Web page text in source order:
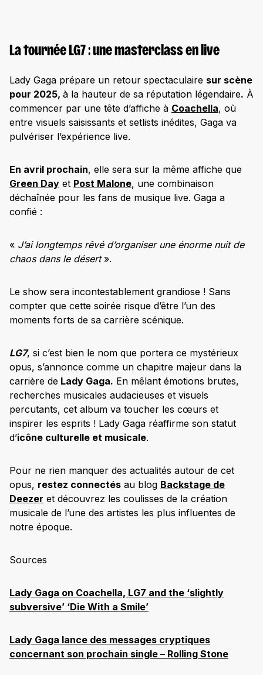
La tournée LG7 : une masterclass en live
Lady Gaga prépare un retour spectaculaire sur scène
pour 2025, à la hauteur de sa réputation légendaire. À
commencer par une tête d’affiche à Coachella, où
entre visuels saisissants et setlists inédites, Gaga va
pulvériser l’expérience live.
En avril prochain, elle sera sur la même affiche que
Green Day et Post Malone, une combinaison
déchaînée pour les fans de musique live. Gaga a
confié :
« J’ai longtemps rêvé d’organiser une énorme nuit de
chaos dans le désert ».
Le show sera incontestablement grandiose ! Sans
compter que cette soirée risque d’être l’un des
moments forts de sa carrière scénique.
LG7, si c’est bien le nom que portera ce mystérieux
opus, s’annonce comme un chapitre majeur dans la
carrière de Lady Gaga. En mêlant émotions brutes,
recherches musicales audacieuses et visuels
percutants, cet album va toucher les cœurs et
inspirer les esprits ! Lady Gaga réaffirme son statut
d’icône culturelle et musicale.
Pour ne rien manquer des actualités autour de cet
opus, restez connectés au blog Backstage de
Deezer et découvrez les coulisses de la création
musicale de l’une des artistes les plus influentes de
notre époque.
Sources
Lady Gaga on Coachella, LG7 and the ‘slightly
subversive’ ‘Die With a Smile’
Lady Gaga lance des messages cryptiques
concernant son prochain single – Rolling Stone